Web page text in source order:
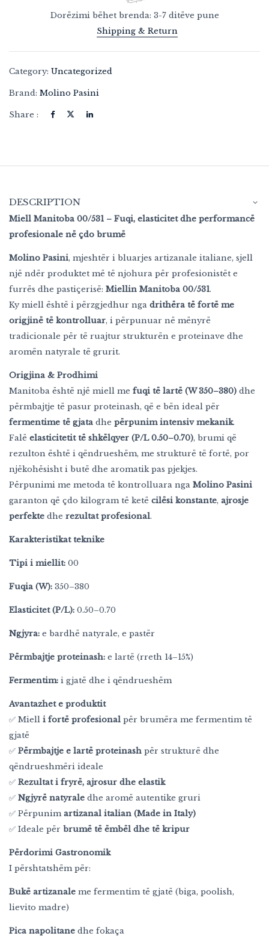
Dorëzimi bëhet brenda: 3-7 ditëve pune
Shipping & Return
Category: Uncategorized
Brand: Molino Pasini
Share :
DESCRIPTION
Miell Manitoba 00/531 – Fuqi, elasticitet dhe performancë
profesionale në çdo brumë
Molino Pasini, mjeshtër i bluarjes artizanale italiane, sjell
një ndër produktet më të njohura për profesionistët e
furrës dhe pastiçerisë: Miellin Manitoba 00/531.
Ky miell është i përzgjedhur nga drithëra të fortë me
origjinë të kontrolluar, i përpunuar në mënyrë
tradicionale për të ruajtur strukturën e proteinave dhe
aromën natyrale të grurit.
Origjina & Prodhimi
Manitoba është një miell me fuqi të lartë (W 350–380) dhe
përmbajtje të pasur proteinash, që e bën ideal për
fermentime të gjata dhe përpunim intensiv mekanik.
Falë elasticitetit të shkëlqyer (P/L 0.50–0.70), brumi që
rezulton është i qëndrueshëm, me strukturë të fortë, por
njëkohësisht i butë dhe aromatik pas pjekjes.
Përpunimi me metoda të kontrolluara nga Molino Pasini
garanton që çdo kilogram të ketë cilësi konstante, ajrosje
perfekte dhe rezultat profesional.
Karakteristikat teknike
Tipi i miellit: 00
Fuqia (W): 350–380
Elasticitet (P/L): 0.50–0.70
Ngjyra: e bardhë natyrale, e pastër
Përmbajtje proteinash: e lartë (rreth 14–15%)
Fermentim: i gjatë dhe i qëndrueshëm
Avantazhet e produktit
✅ Miell i fortë profesional për brumëra me fermentim të
gjatë
✅ Përmbajtje e lartë proteinash për strukturë dhe
qëndrueshmëri ideale
✅ Rezultat i fryrë, ajrosur dhe elastik
✅ Ngjyrë natyrale dhe aromë autentike gruri
✅ Përpunimartizanal italian (Made in Italy)
✅ Ideale për brumë të ëmbël dhe të kripur
Përdorimi Gastronomik
I përshtatshëm për:
Bukë artizanale me fermentim të gjatë (biga, poolish,
lievito madre)
Pica napolitane dhe fokaça
Save my name, email, and website in
this browser for the next time I
comment.